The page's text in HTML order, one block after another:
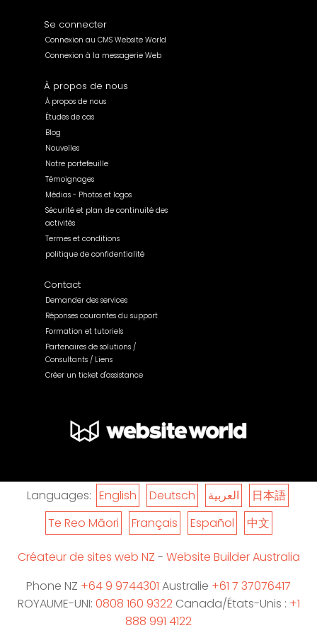
Se connecter
Connexion au CMS Website World
Connexion à la messagerie Web
À propos de nous
À propos de nous
Études de cas
Blog
Nouvelles
Notre portefeuille
Témoignages
Médias - Photos et logos
Sécurité et plan de continuité des
activités
Termes et conditions
politique de confidentialité
Contact
Demander des services
Réponses courantes du support
Formation et tutoriels
Partenaires de solutions /
Consultants / Liens
Créer un ticket d'assistance
Languages: English Deutsch العربية
日本語
Te Reo Māori
Français Español 中文
Créateur de sites web NZ - Website Builder Australia
Phone NZ +64 9 9744301 Australie +61 7 37076417
ROYAUME-UNI: 0808 160 9322Canada/États-Unis : +1
888 991 4122